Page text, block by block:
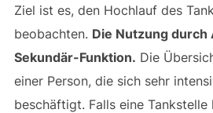
Ziel ist es, den Hochlauf des
beobachten. Die Nutzung
Sekundär-Funktion. Die
einer Person, die sich sehr
beschäftigt. Falls eine Tankstelle